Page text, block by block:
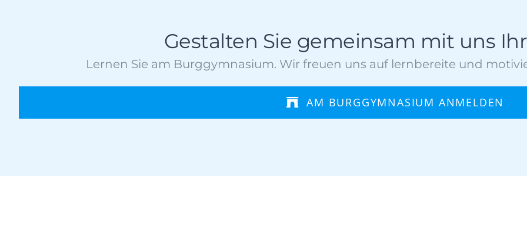
Gestalten Sie gemeinsam mit uns
Lernen Sie am Burggymnasium. Wir freuen uns auf lernbereite und
AM BURGGYMNASIUM ANMELDEN